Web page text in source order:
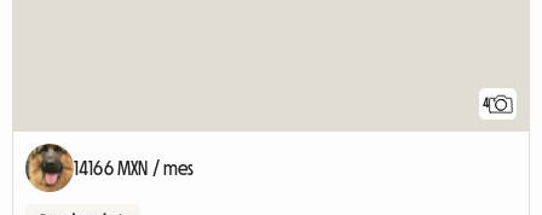
4
14166 MXN / mes